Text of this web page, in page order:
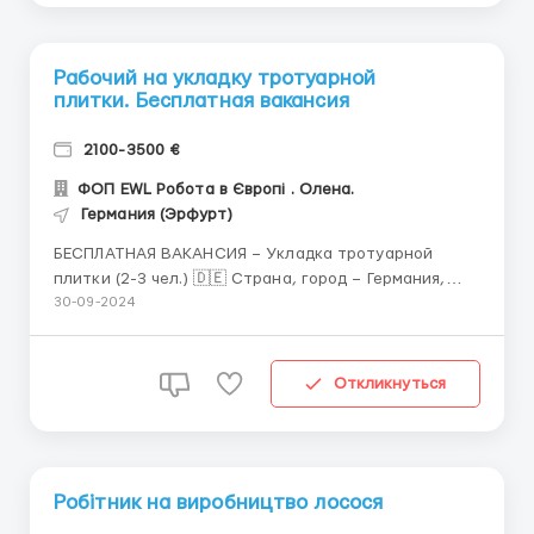
Рабочий на укладку тротуарной
плитки. Бесплатная вакансия
2100-3500 €
ФОП EWL Робота в Європі . Олена.
Германия (Эрфурт)
БЕСПЛАТНАЯ ВАКАНСИЯ – Укладка тротуарной
плитки (2-3 чел.) 🇩🇪 Страна, город – Германия,
Эрфурт и окрестности. 💶 Заработная плата – от
час/день), Сб. - по желанию 5-6 ча...
30-09-2024
Откликнуться
Робітник на виробництво лосося